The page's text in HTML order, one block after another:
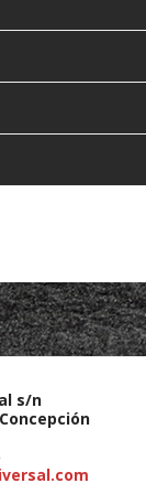
s/n